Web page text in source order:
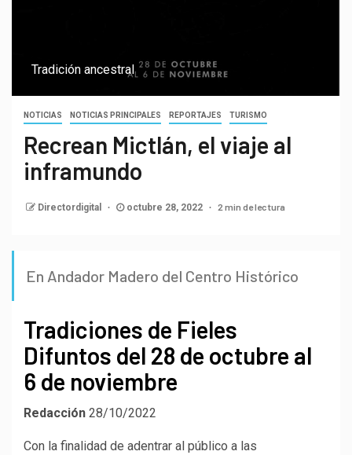
Tradición ancestral
NOTICIAS NOTICIAS PRINCIPALES REPORTAJES TURISMO
Recrean Mictlán, el viaje al
inframundo
Directordigital octubre 28, 2022 2 min de lectura
En Andador Madero del Centro Histórico
Tradiciones de Fieles
Difuntos del 28 de octubre al
6 de noviembre
Redacción 28/10/2022
Con la finalidad de adentrar al público a las